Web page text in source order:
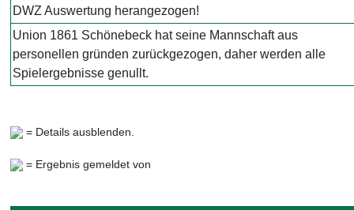
DWZ Auswertung herangezogen!
Union 1861 Schönebeck hat seine Mannschaft aus
personellen gründen zurückgezogen, daher werden alle
Spielergebnisse genullt.
= Details ausblenden.
= Ergebnis gemeldet von